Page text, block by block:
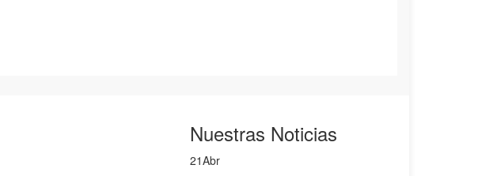
Nuestras Noticias
21Abr